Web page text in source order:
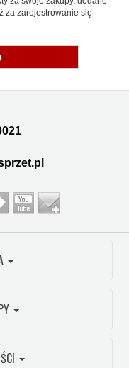
za zarejestrowanie się